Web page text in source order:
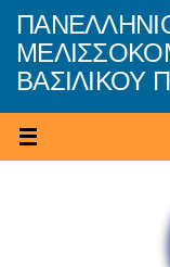
content
ΒΑΣΙΛΙΚΟΥ